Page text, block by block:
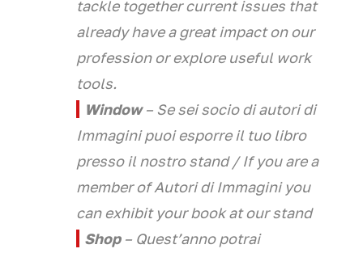
tackle together current issues that
already have a great impact on our
profession or explore useful work
tools.
Window– Se sei socio di autori di
Immagini puoi esporre il tuo libro
presso il nostro stand / If you are a
member of Autori di Immagini you
can exhibit your book at our stand
Shop– Quest’anno potrai